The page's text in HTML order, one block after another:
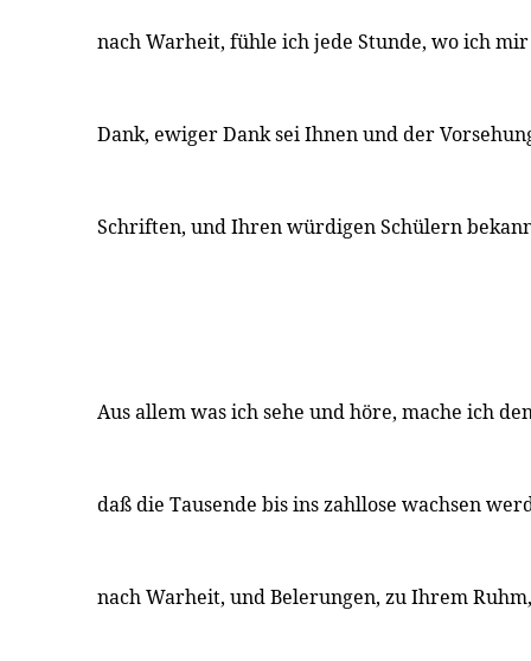
nach Warheit, fühle ich jede Stunde, wo ich
Dank, ewiger Dank sei Ihnen und der
Schriften, und Ihren würdigen Schülern
Aus allem was ich sehe und höre, mache ich
daß die Tausende bis ins zahllose wachsen
nach Warheit, und Belerungen, zu Ihrem